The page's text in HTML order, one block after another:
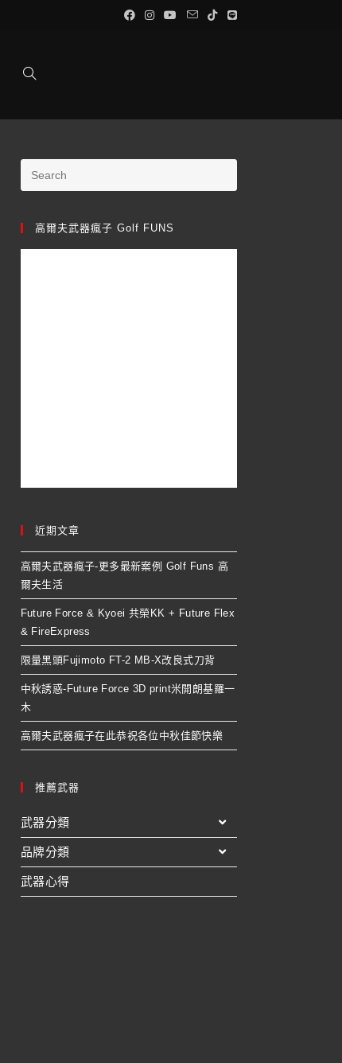
高爾夫武器瘋子 Golf FUNS
近期文章
高爾夫武器瘋子-更多最新案例 Golf Funs 高
爾夫生活
Future Force & Kyoei 共榮KK + Future Flex
& FireExpress
限量黑頭Fujimoto FT-2 MB-X改良式刀背
中秋誘惑-Future Force 3D print米開朗基羅一
木
高爾夫武器瘋子在此恭祝各位中秋佳節快樂
推薦武器
武器分類
品牌分類
武器心得